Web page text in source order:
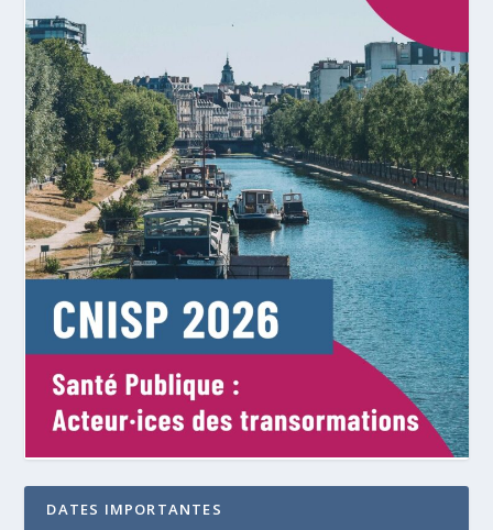
DATES IMPORTANTES